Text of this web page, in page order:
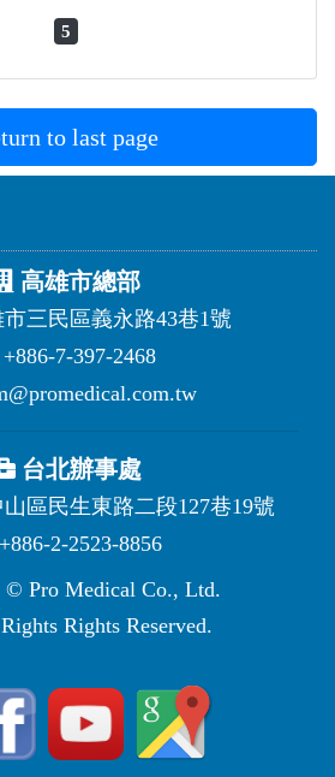
5
to last page
高雄市總部
市三民區義永路43巷1號
+886-7-397-2468
台北辦事處
區民生東路二段127巷19號
2-2523-8856
© Pro Medical Co., Ltd.
Rights Reserved.